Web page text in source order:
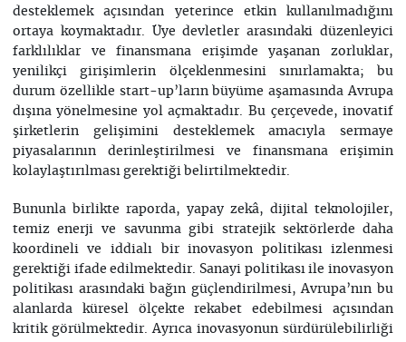
desteklemek açısından yeterince etkin kullanılmadığını
ortaya koymaktadır. Üye devletler arasındaki düzenleyici
farklılıklar ve finansmana erişimde yaşanan zorluklar,
yenilikçi girişimlerin ölçeklenmesini sınırlamakta; bu
durum özellikle start-up’ların büyüme aşamasında Avrupa
dışına yönelmesine yol açmaktadır. Bu çerçevede, inovatif
şirketlerin gelişimini desteklemek amacıyla sermaye
piyasalarının derinleştirilmesi ve finansmana erişimin
kolaylaştırılması gerektiği belirtilmektedir.
Bununla birlikte raporda, yapay zekâ, dijital teknolojiler,
temiz enerji ve savunma gibi stratejik sektörlerde daha
koordineli ve iddialı bir inovasyon politikası izlenmesi
gerektiği ifade edilmektedir. Sanayi politikası ile inovasyon
politikası arasındaki bağın güçlendirilmesi, Avrupa’nın bu
alanlarda küresel ölçekte rekabet edebilmesi açısından
kritik görülmektedir. Ayrıca inovasyonun sürdürülebilirliği